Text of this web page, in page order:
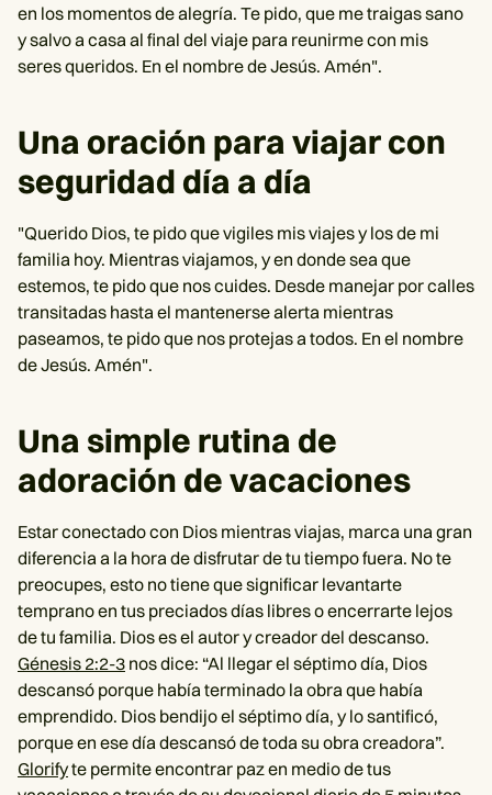
en los momentos de alegría. Te pido, que me traigas sano
y salvo a casa al final del viaje para reunirme con mis
seres queridos. En el nombre de Jesús. Amén".
Una oración para viajar con
seguridad día a día
"Querido Dios, te pido que vigiles mis viajes y los de mi
familia hoy. Mientras viajamos, y en donde sea que
estemos, te pido que nos cuides. Desde manejar por calles
transitadas hasta el mantenerse alerta mientras
paseamos, te pido que nos protejas a todos. En el nombre
de Jesús. Amén".
Una simple rutina de
adoración de vacaciones
Estar conectado con Dios mientras viajas, marca una gran
diferencia a la hora de disfrutar de tu tiempo fuera. No te
preocupes, esto no tiene que significar levantarte
temprano en tus preciados días libres o encerrarte lejos
de tu familia. Dios es el autor y creador del descanso.
Génesis 2:2-3 nos dice: “Al llegar el séptimo día, Dios
descansó porque había terminado la obra que había
emprendido. Dios bendijo el séptimo día, y lo santificó,
porque en ese día descansó de toda su obra creadora”.
Glorifyte permite encontrar paz en medio de tus